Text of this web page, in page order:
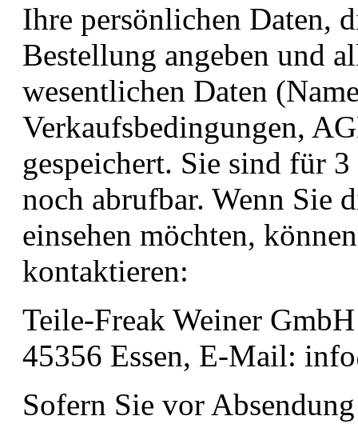
Ihre persönlichen Daten,
Bestellung angeben und
wesentlichen Daten
Verkaufsbedingungen,
gespeichert. Sie sind für
noch abrufbar. Wenn Sie
einsehen möchten,
kontaktieren:
Teile-Freak Weiner
45356 Essen, E-Mail:
Sofern Sie vor